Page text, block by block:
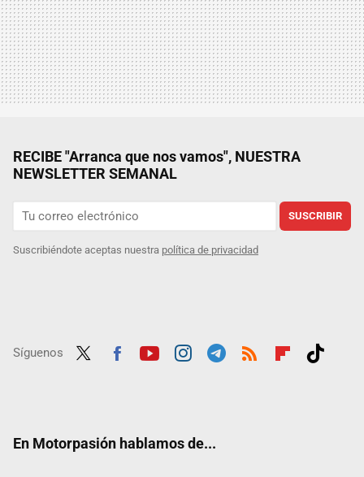
RECIBE "Arranca que nos vamos", NUESTRA
NEWSLETTER SEMANAL
SUSCRIBIR
Suscribiéndote aceptas nuestra política de privacidad
Síguenos
En Motorpasión hablamos de...